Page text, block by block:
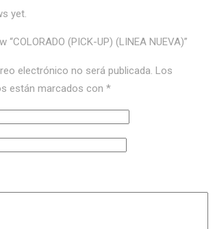
yet.
(PICK-UP) (LINEA NUEVA)”
electrónico no será publicada. Los
están marcados con *